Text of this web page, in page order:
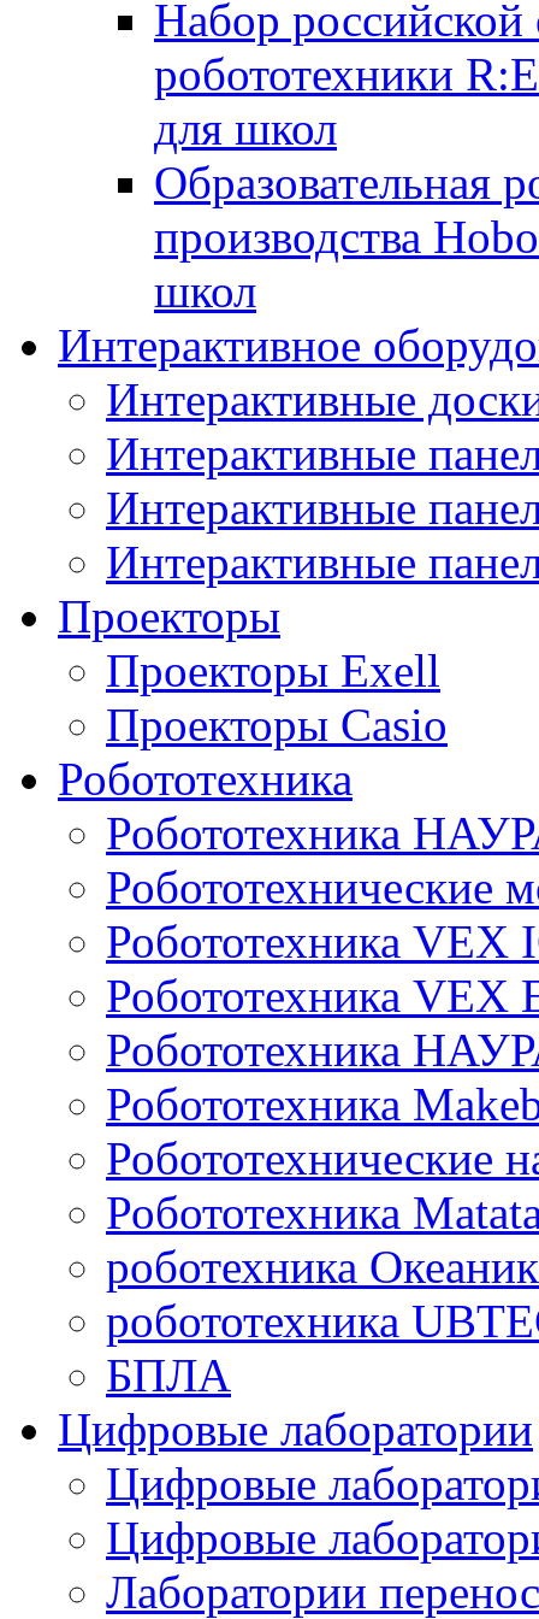
Набор российской
робототехники
для школ
Образовательная
производства
школ
Интерактивное
Интерактивные
Интерактивные
Интерактивные
Интерактивные
Проекторы
Проекторы Exell
Проекторы Casio
Робототехника
Робототехника
Робототехнические
Робототехника VEX
Робототехника VEX
Робототехника
Робототехника
Робототехнические
Робототехника
роботехника
робототехника
БПЛА
Цифровые лаборатории
Цифровые
Цифровые
Лаборатории